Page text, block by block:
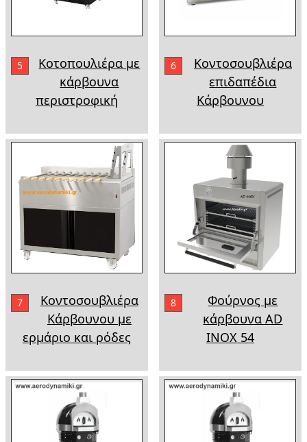
5
Κοτοπουλιέρα με
κάρβουνα
περιστροφική
6
Κοντοσουβλιέρα
επιδαπέδια
Κάρβουνου
7
Κοντοσουβλιέρα
Κάρβουνου µε
ερµάριο και ρόδες
8
Φούρνος µε
κάρβουνα AD
INOX 54